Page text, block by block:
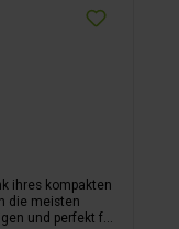
ihres kompakten
die meisten
und perfekt für